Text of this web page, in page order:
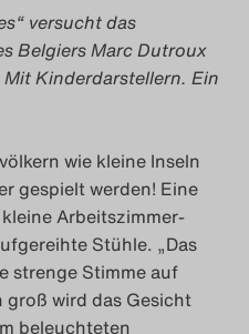
Blog
Blog
Blog
Blog
versucht das
Belgiers Marc Dutroux
Kinderdarstellern. Ein
wie kleine Inseln
gespielt werden! Eine
Arbeitszimmer-
Stühle. „Das
strenge Stimme auf
groß wird das Gesicht
beleuchteten